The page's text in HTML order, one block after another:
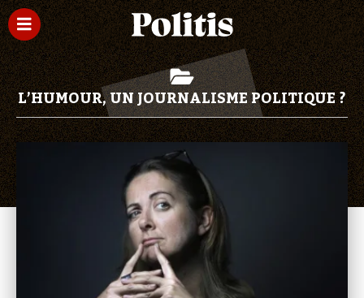
L’HUMOUR, UN JOURNALISME POLITIQUE ?